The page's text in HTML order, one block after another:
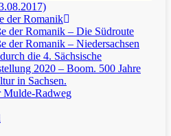
der Romanik
der Romanik – Die Südroute
der Romanik – Niedersachsen
die 4. Sächsische
2020 – Boom. 500 Jahre
in Sachsen.
Mulde-Radweg